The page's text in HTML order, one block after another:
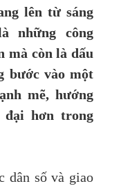
lên từ sáng
những công
mà còn là dấu
bước vào một
mẽ, hướng
hơn trong
dân số và giao